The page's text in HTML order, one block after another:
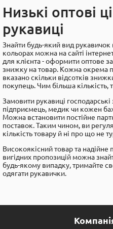
Низькі оптові
рукавиці
Знайти будь-який вид рукавичок
кольорах можна на сайті
для клієнта - оформити оптове
знижку на товар. Кожна окрема
вказано скільки відсотків
покупець. Чим більша
Замовити рукавиці
підприємець, медик чи кожен
Можна встановити постійне
поставок. Таким чином, ви
кількість товару й ні про що не
Високоякісний товар та надійне
вигідних пропозицій можна
будь-якому випадку, тримайте
одягати рукавички.